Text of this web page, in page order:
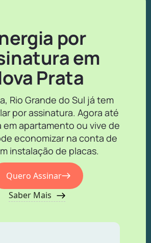
por
em
Prata
Rio Grande do Sul já tem
por assinatura. Agora até
em apartamento ou vive de
economizar na conta de
instalação de placas.
Quero Assinar
Saber Mais